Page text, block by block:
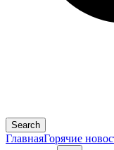
Search
ГлавнаяГорячие